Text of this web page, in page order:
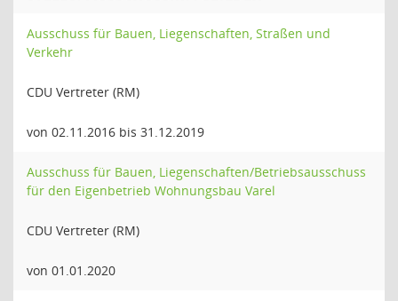
Ausschuss für Bauen, Liegenschaften, Straßen und
Verkehr
CDU Vertreter (RM)
von 02.11.2016 bis 31.12.2019
Ausschuss für Bauen, Liegenschaften/Betriebsausschuss
für den Eigenbetrieb Wohnungsbau Varel
CDU Vertreter (RM)
von 01.01.2020